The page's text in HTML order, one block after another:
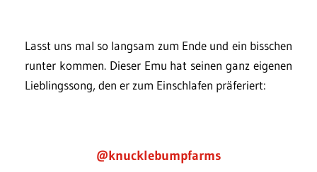
Lasst uns mal so langsam zum Ende und ein bisschen
runter kommen. Dieser Emu hat seinen ganz eigenen
Lieblingssong, den er zum Einschlafen präferiert:
@knucklebumpfarms